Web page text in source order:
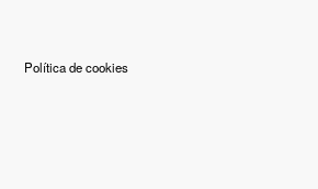
Política de cookies